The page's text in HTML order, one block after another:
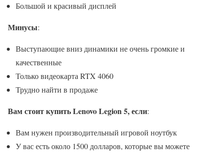
Большой и красивый дисплей
Минусы:
Выступающие вниз динамики не очень громкие и
качественные
Только видеокарта RTX 4060
Трудно найти в продаже
Вам стоит купить Lenovo Legion 5, если:
Вам нужен производительный игровой ноутбук
У вас есть около 1500 долларов, которые вы можете